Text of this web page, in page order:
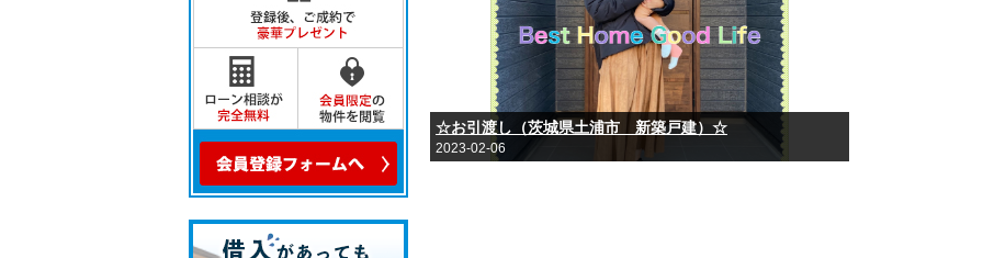
☆お引渡し（茨城県土浦市 新築戸建）☆
2023-02-06